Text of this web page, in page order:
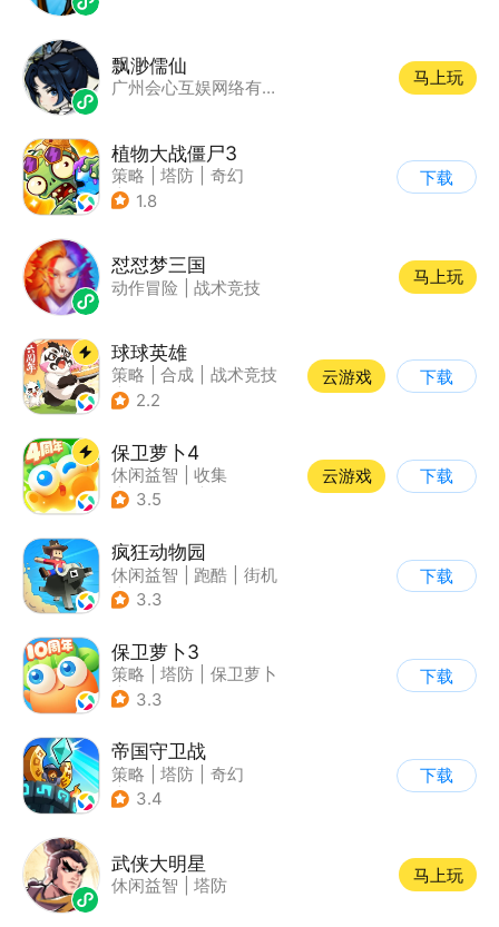
飘渺儒仙
广州会心互娱网络有限公司
马上玩
植物大战僵尸3
策略 塔防
奇幻
| 开放世界
1.8
下载
怼怼梦三国
动作冒险 战术竞技
马上玩
球球英雄
策略 合成
战术竞技
| 创酷
2.2
云游戏 下载
保卫萝卜4
休闲益智
收集
| 保卫萝卜
3.5
云游戏 下载
疯狂动物园
休闲益智 跑酷
街机
| 像素风
3.3
下载
保卫萝卜3
策略 塔防
保卫萝卜
| 卡通
3.3
下载
帝国守卫战
策略 塔防
奇幻
| 卡通
3.4
下载
武侠大明星
休闲益智 塔防
马上玩